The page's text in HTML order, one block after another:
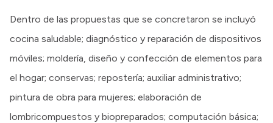
Dentro de las propuestas que se concretaron se incluyó
cocina saludable; diagnóstico y reparación de dispositivos
móviles; moldería, diseño y confección de elementos para
el hogar; conservas; repostería; auxiliar administrativo;
pintura de obra para mujeres; elaboración de
lombricompuestos y biopreparados; computación básica;